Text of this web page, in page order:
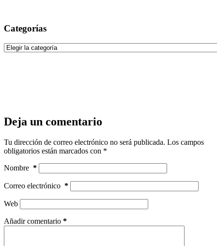
Categorías
Categorías
Deja un comentario
Tu dirección de correo electrónico no será publicada. Los campos
obligatorios están marcados con *
Nombre *
Correo electrónico *
Web
Añadir comentario *